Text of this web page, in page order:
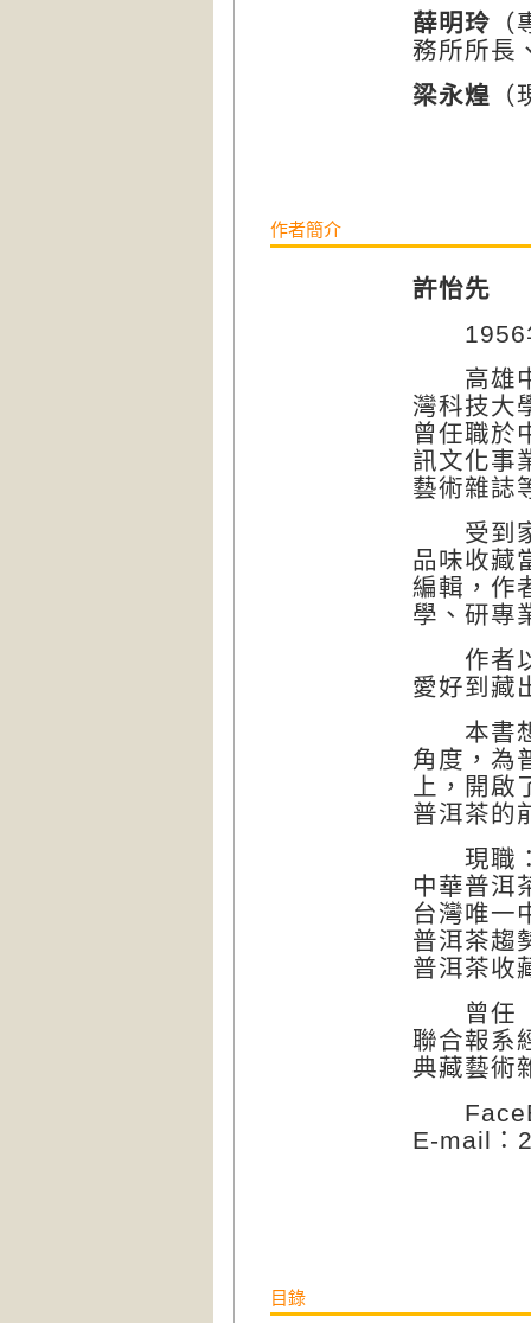
薛明玲
務所所長
梁永煌
作者簡介
許怡先
1956年
高雄中
灣科技大
曾任職於
訊文化事
藝術雜誌
受到家
品味收藏
編輯，作
學、研專
作者以
愛好到藏
本書想
角度，為
上，開
普洱茶的
現職
中華普洱
台灣唯一
普洱茶趨
普洱茶收
曾任
聯合報系
典藏藝術
E-mail：
目錄